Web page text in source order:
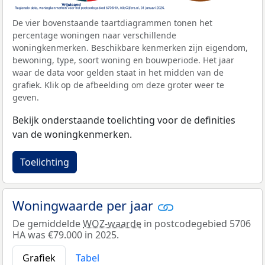
De vier bovenstaande taartdiagrammen tonen het
percentage woningen naar verschillende
woningkenmerken. Beschikbare kenmerken zijn eigendom,
bewoning, type, soort woning en bouwperiode. Het jaar
waar de data voor gelden staat in het midden van de
grafiek. Klik op de afbeelding om deze groter weer te
geven.
Bekijk onderstaande toelichting voor de definities
van de woningkenmerken.
Toelichting
Woningwaarde per jaar
De gemiddeldeWOZ-waarde in postcodegebied 5706
HA was €79.000 in 2025.
Grafiek
Tabel